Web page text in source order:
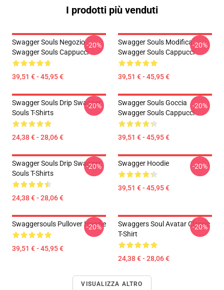
I prodotti più venduti
Swagger Souls Negozio
Swagger Souls Cappucci
39,51 € - 45,95 €
-20%
Swagger Souls Modifica
Swagger Souls Cappucci
39,51 € - 45,95 €
-20%
Swagger Souls Drip Swagger
Souls T-Shirts
24,38 € - 28,06 €
-20%
Swagger Souls Goccia
Swagger Souls Cappucci
39,51 € - 45,95 €
-20%
Swagger Souls Drip Swagger
Souls T-Shirts
24,38 € - 28,06 €
-20% Swagger Hoodie
39,51 € - 45,95 €
-20%
Swaggersouls Pullover Hoodie
39,51 € - 45,95 €
-20%
Swaggers Soul Avatar Classic
T-Shirt
24,38 € - 28,06 €
-20%
VISUALIZZA ALTRO